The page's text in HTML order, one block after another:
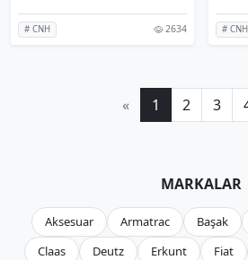
# CNH 2634 # CNH
« 1 2 3
MARKALAR
Aksesuar Armatrac Başak
Claas
Deutz Erkunt Fiat